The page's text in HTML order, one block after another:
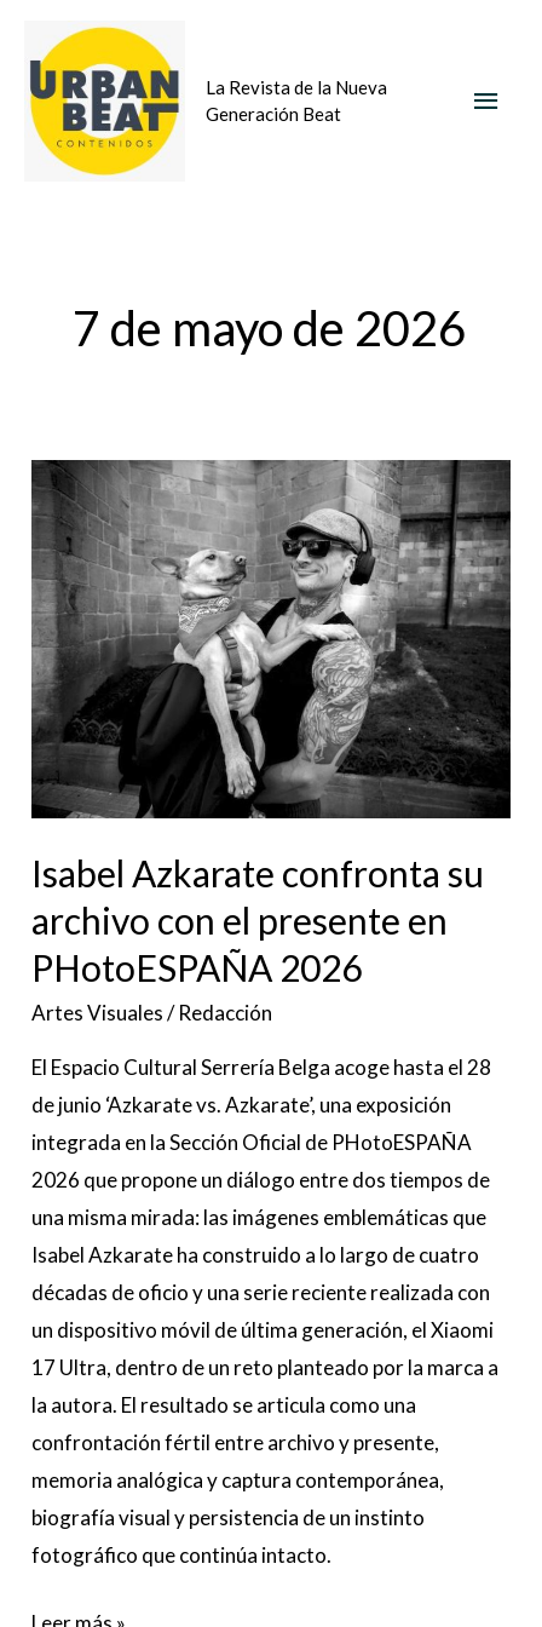
contenido
La Revista de la Nueva
Generación Beat
7 de mayo de 2026
Isabel Azkarate confronta su
archivo con el presente en
PHotoESPAÑA 2026
Artes Visuales/Redacción
El Espacio Cultural Serrería Belga acoge hasta el 28
de junio ‘Azkarate vs. Azkarate’, una exposición
integrada en la Sección Oficial de PHotoESPAÑA
2026 que propone un diálogo entre dos tiempos de
una misma mirada: las imágenes emblemáticas que
Isabel Azkarate ha construido a lo largo de cuatro
décadas de oficio y una serie reciente realizada con
un dispositivo móvil de última generación, el Xiaomi
17 Ultra, dentro de un reto planteado por la marca a
la autora. El resultado se articula como una
confrontación fértil entre archivo y presente,
memoria analógica y captura contemporánea,
biografía visual y persistencia de un instinto
fotográfico que continúa intacto.
Isabel
Azkarate
confronta
su
archivo
con
el
presente
en
PHotoESPAÑA